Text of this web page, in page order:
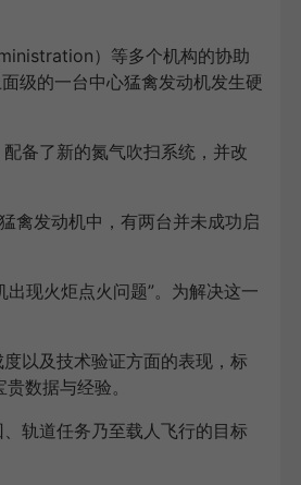
）等多个机构的协助
级的一台中心猛禽发动机发生硬
备了新的氮气吹扫系统，并改
禽发动机中，有两台并未成功启
现火炬点火问题”。为解决这一
以及技术验证方面的表现，标
数据与经验。
轨道任务乃至载人飞行的目标